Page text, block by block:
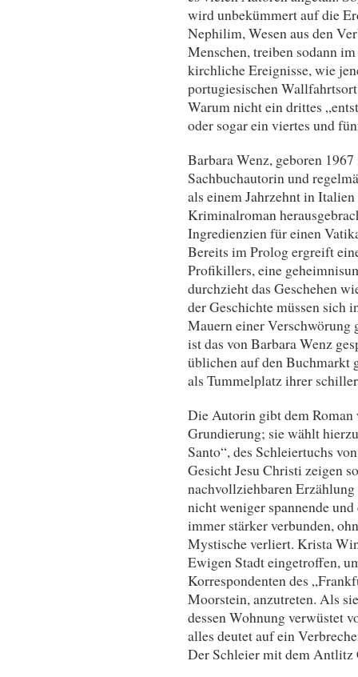
wird unbekümmert auf die
Nephilim, Wesen aus den
Menschen, treiben sodann
kirchliche Ereignisse, wie
portugiesischen
Warum nicht ein drittes
oder sogar ein viertes und
Barbara Wenz, geboren
Sachbuchautorin und
als einem Jahrzehnt in
Kriminalroman
Ingredienzien für einen
Bereits im Prolog ergreift
Profikillers, eine
durchzieht das Geschehen
der Geschichte müssen sich
Mauern einer Verschwörung
ist das von Barbara Wenz
üblichen auf den Buchmarkt
als Tummelplatz ihrer
Die Autorin gibt dem
Grundierung; sie wählt
Santo“, des Schleiertuchs
Gesicht Jesu Christi zeigen
nachvollziehbaren
nicht weniger spannende
immer stärker verbunden,
Mystische verliert. Krista
Ewigen Stadt eingetroffen,
Korrespondenten des
Moorstein, anzutreten. Als
dessen Wohnung verwüstet
alles deutet auf ein
Der Schleier mit dem Antlitz